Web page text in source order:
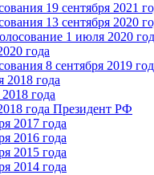
19 сентября 2021
13 сентября 2020
1 июля 2020
года
8 сентября 2019
2018 года
года
года Президент РФ
2017 года
2016 года
2015 года
2014 года